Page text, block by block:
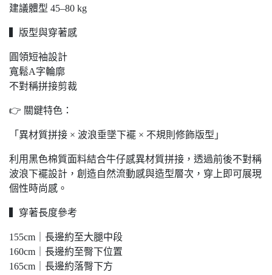
建議體型 45–80 kg
▍版型與穿著感
圓領短袖設計
寬鬆A字輪廓
不對稱拼接剪裁
👉 關鍵特色：
「異材質拼接 × 波浪垂墜下襬 × 不規則修飾版型」
利用黑色棉質面料結合牛仔感異材質拼接，透過前後不對稱
波浪下襬設計，創造自然流動感與造型層次，穿上即可展現
個性時尚感。
▍穿著長度參考
155cm｜長邊約至大腿中段
160cm｜長邊約至臀下位置
165cm｜長邊約落臀下方